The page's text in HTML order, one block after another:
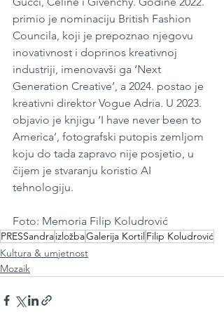
primio je nominaciju British Fashion
Councila, koji je prepoznao njegovu
inovativnost i doprinos kreativnoj
industriji, imenovavši ga ‘Next
Generation Creative’, a 2024. postao je
kreativni direktor Vogue Adria. U 2023.
objavio je knjigu ‘I have never been to
America’, fotografski putopis zemljom
koju do tada zapravo nije posjetio, u
čijem je stvaranju koristio AI
tehnologiju.
Foto: Memoria Filip Koludrović
PRESSandraizložbaGalerija KortilFilip Koludrović
Kultura & umjetnost
Mozaik